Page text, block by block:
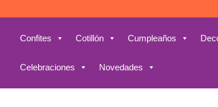
Confites Cotillón Cumpleaños
Celebraciones Novedades